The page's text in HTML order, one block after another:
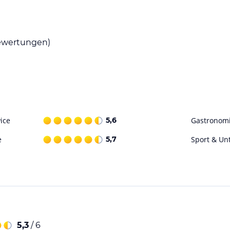
Alle Angaben ohne
die verbindlichen
5,6
5,7 Sport &
5,3 / 6